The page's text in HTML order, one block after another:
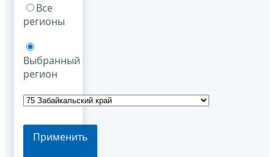
Все
регионы
Выбранный
регион
Применить